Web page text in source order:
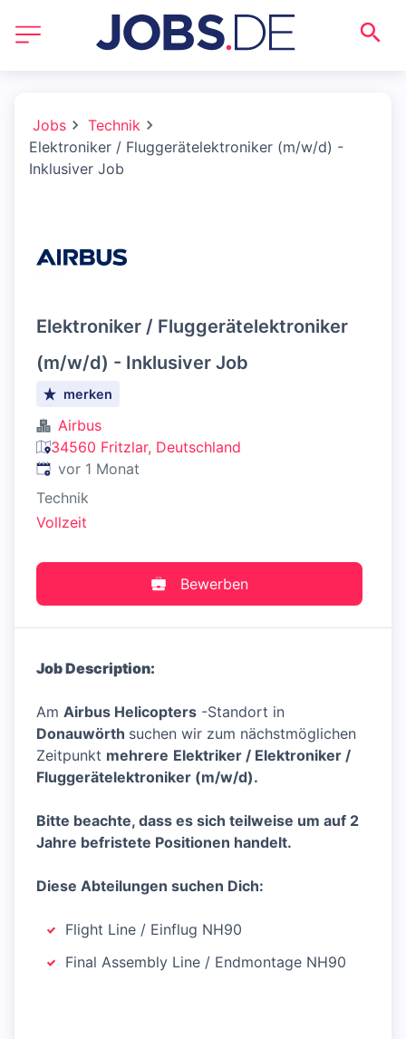
Jobs
Technik
Elektroniker / Fluggerätelektroniker (m/w/d) -
Inklusiver Job
Elektroniker / Fluggerätelektroniker
(m/w/d) - Inklusiver Job
merken
Airbus
34560 Fritzlar, Deutschland
Veröffentlicht:
vor 1 Monat
Technik
Vollzeit
Bewerben
Job Description:
Am Airbus Helicopters -Standort in
Donauwörth suchen wir zum nächstmöglichen
Zeitpunkt mehrere Elektriker / Elektroniker /
Fluggerätelektroniker (m/w/d).
Bitte beachte, dass es sich teilweise um auf 2
Jahre befristete Positionen handelt.
Diese Abteilungen suchen Dich:
Flight Line / Einflug NH90
Final Assembly Line / Endmontage NH90